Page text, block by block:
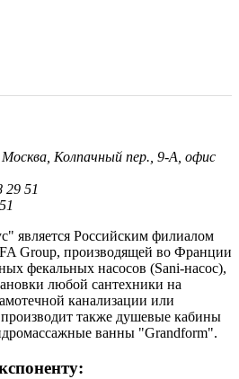
Москва, Колпачный пер., 9-А, офис
29 51
Российским филиалом
Group, производящей во Франции
фекальных насосов (Sani-насос),
любой сантехники на
канализации или
также душевые кабины
ванны "Grandform".